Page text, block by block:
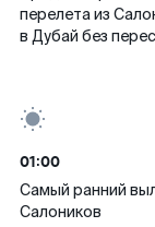
перелета из
в Дубай без
01:00
Самый ранний
Салоников